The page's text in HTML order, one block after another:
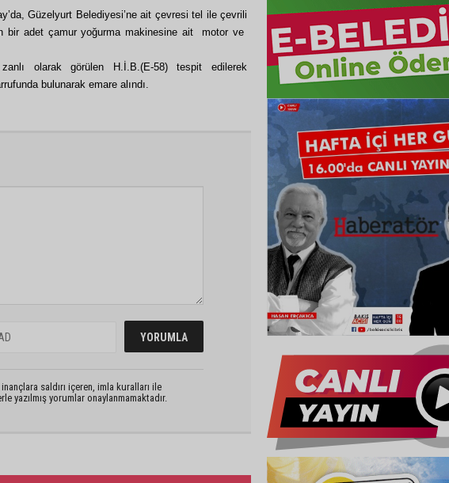
Güzelyurt Belediyesi’ne ait çevresi tel ile çevrili
bir adet çamur yoğurma makinesine ait motor ve
olarak görülen H.İ.B.(E-58) tespit edilerek
bulunarak emare alındı.
saldırı içeren, imla kuralları ile
yazılmış yorumlar onaylanmamaktadır.